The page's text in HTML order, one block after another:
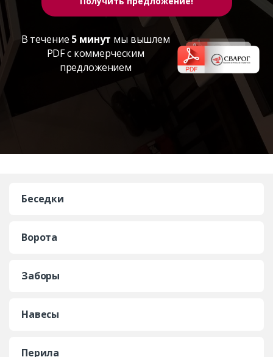
В течение 5 минут мы вышлем
PDF с коммерческим
предложением
Беседки
Ворота
Заборы
Навесы
Перила